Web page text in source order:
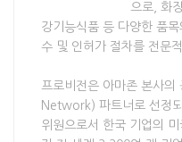
으로, 화
강기능식품 등 다양한 품
수 및 인허가 절차를 전문
프로비전은 아마존 본사
Network) 파트너로 선정
위원으로서 한국 기업의